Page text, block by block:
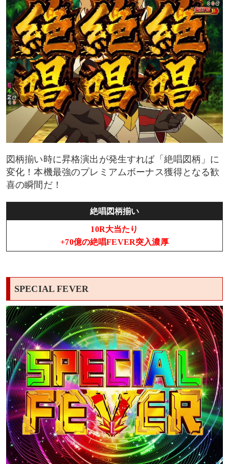
図柄揃い時に昇格演出が発生すれば「絶唱図柄」に
変化！本機最強のプレミアムボーナス獲得となる歓
喜の瞬間だ！
絶唱図柄揃い
10R大当たり
+70億の絶唱FEVER突入濃厚
SPECIAL FEVER